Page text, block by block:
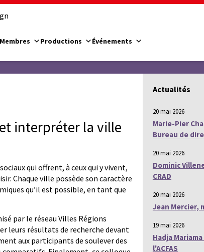
Membres Productions Événements
interpréter la ville
qui offrent, à ceux qui y vivent,
Chaque ville possède son caractère
qu’il est possible, en tant que
par le réseau Villes Régions
leurs résultats de recherche devant
aux participants de soulever des
Actualités
20 mai 2026
Marie-Pier
Bureau de
20 mai 2026
Dominic
CRAD
20 mai 2026
Jean Mercier,
19 mai 2026
Hadja
l'ACFAS